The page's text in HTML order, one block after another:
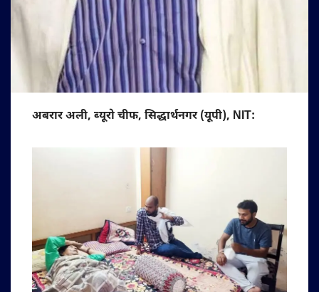
अबरार अली, ब्यूरो चीफ, सिद्धार्थनगर (यूपी), NIT: